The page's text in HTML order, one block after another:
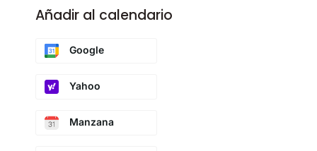
Añadir al calendario
Google
Yahoo
Manzana